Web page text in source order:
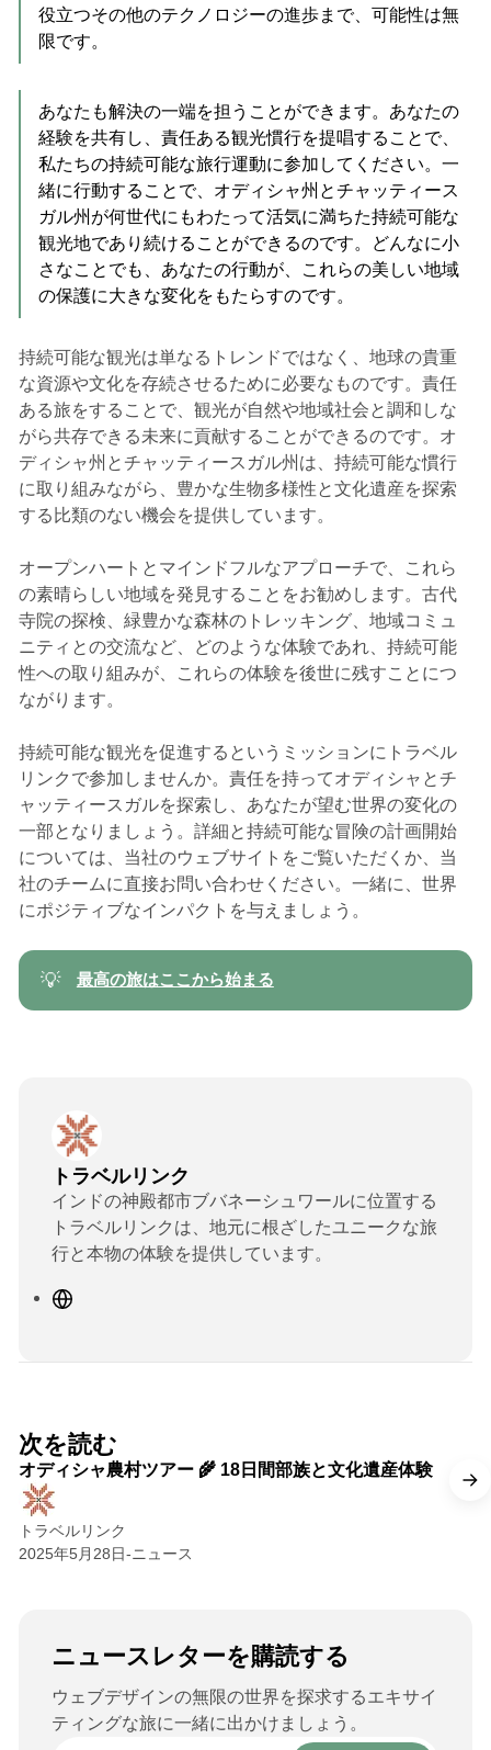
役立つその他のテクノロジーの進歩まで、可能性は無
限です。
あなたも解決の一端を担うことができます。あなたの
経験を共有し、責任ある観光慣行を提唱することで、
私たちの持続可能な旅行運動に参加してください。一
緒に行動することで、オディシャ州とチャッティース
ガル州が何世代にもわたって活気に満ちた持続可能な
観光地であり続けることができるのです。どんなに小
さなことでも、あなたの行動が、これらの美しい地域
の保護に大きな変化をもたらすのです。
持続可能な観光は単なるトレンドではなく、地球の貴重
な資源や文化を存続させるために必要なものです。責任
ある旅をすることで、観光が自然や地域社会と調和しな
がら共存できる未来に貢献することができるのです。オ
ディシャ州とチャッティースガル州は、持続可能な慣行
に取り組みながら、豊かな生物多様性と文化遺産を探索
する比類のない機会を提供しています。
オープンハートとマインドフルなアプローチで、これら
の素晴らしい地域を発見することをお勧めします。古代
寺院の探検、緑豊かな森林のトレッキング、地域コミュ
ニティとの交流など、どのような体験であれ、持続可能
性への取り組みが、これらの体験を後世に残すことにつ
ながります。
持続可能な観光を促進するというミッションにトラベル
リンクで参加しませんか。責任を持ってオディシャとチ
ャッティースガルを探索し、あなたが望む世界の変化の
一部となりましょう。詳細と持続可能な冒険の計画開始
については、当社のウェブサイトをご覧いただくか、当
社のチームに直接お問い合わせください。一緒に、世界
にポジティブなインパクトを与えましょう。
💡 最高の旅はここから始まる
トラベルリンク
インドの神殿都市ブバネーシュワールに位置する
トラベルリンクは、地元に根ざしたユニークな旅
行と本物の体験を提供しています。
ウ
ト
次を読む
オディシャ農村ツアー 🌾 18日間部族と文化遺産体験
トラベルリンク
2025年5月28日-ニュース
ニュースレターを購読する
ウェブデザインの無限の世界を探求するエキサイ
ティングな旅に一緒に出かけましょう。